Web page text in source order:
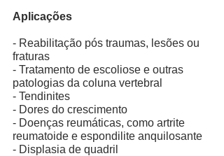
Aplicações
- Reabilitação pós traumas, lesões ou
fraturas
- Tratamento de escoliose e outras
patologias da coluna vertebral
- Tendinites
- Dores do crescimento
- Doenças reumáticas, como artrite
reumatoide e espondilite anquilosante
- Displasia de quadril